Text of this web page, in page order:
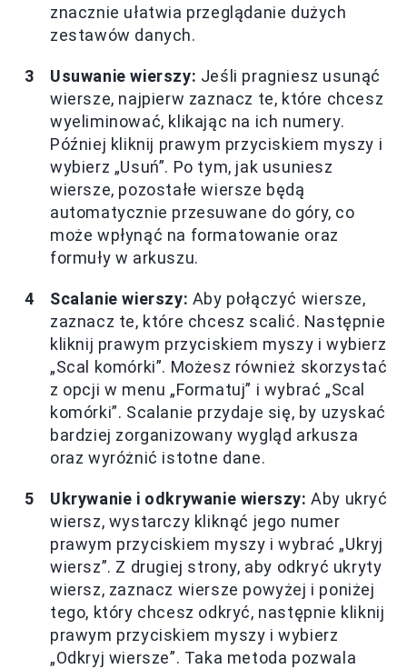
znacznie ułatwia przeglądanie dużych
zestawów danych.
Usuwanie wierszy: Jeśli pragniesz usunąć
wiersze, najpierw zaznacz te, które chcesz
wyeliminować, klikając na ich numery.
Później kliknij prawym przyciskiem myszy i
wybierz „Usuń”. Po tym, jak usuniesz
wiersze, pozostałe wiersze będą
automatycznie przesuwane do góry, co
może wpłynąć na formatowanie oraz
formuły w arkuszu.
Scalanie wierszy: Aby połączyć wiersze,
zaznacz te, które chcesz scalić. Następnie
kliknij prawym przyciskiem myszy i wybierz
„Scal komórki”. Możesz również skorzystać
z opcji w menu „Formatuj” i wybrać „Scal
komórki”. Scalanie przydaje się, by uzyskać
bardziej zorganizowany wygląd arkusza
oraz wyróżnić istotne dane.
Ukrywanie i odkrywanie wierszy: Aby ukryć
wiersz, wystarczy kliknąć jego numer
prawym przyciskiem myszy i wybrać „Ukryj
wiersz”. Z drugiej strony, aby odkryć ukryty
wiersz, zaznacz wiersze powyżej i poniżej
tego, który chcesz odkryć, następnie kliknij
prawym przyciskiem myszy i wybierz
„Odkryj wiersze”. Taka metoda pozwala